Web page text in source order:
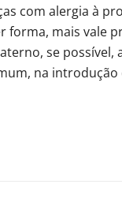
com alergia à
forma, mais vale
se possível,
na